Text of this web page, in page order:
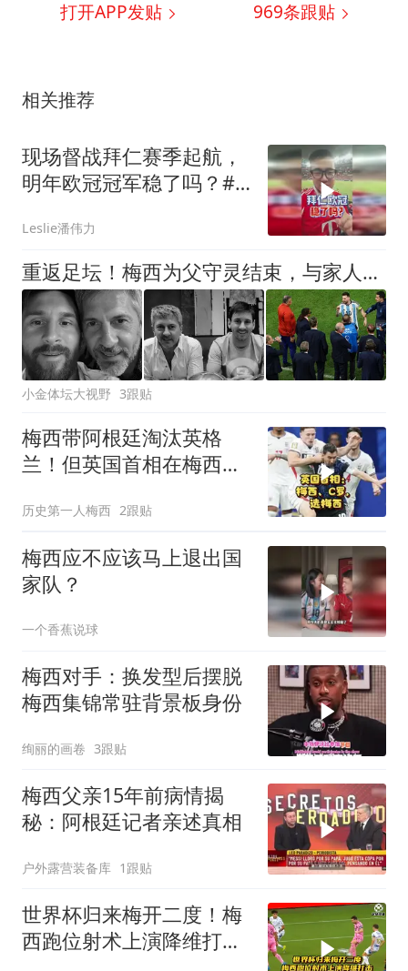
打开APP发贴 969条跟贴
相关推荐
现场督战拜仁赛季起航，
明年欧冠冠军稳了吗？#
香港行 #潘伟力
Leslie潘伟力
重返足坛！梅西为父守灵结束，与家人告别，父亲为世界杯隐瞒病情
小金体坛大视野 3跟贴
梅西带阿根廷淘汰英格
兰！但英国首相在梅西和
历史第一人梅西 2跟贴
梅西应不应该马上退出国
家队？
一个香蕉说球
梅西对手：换发型后摆脱
梅西集锦常驻背景板身份
绚丽的画卷 3跟贴
梅西父亲15年前病情揭
秘：阿根廷记者亲述真相
户外露营装备库 1跟贴
世界杯归来梅开二度！梅
西跑位射术上演降维打